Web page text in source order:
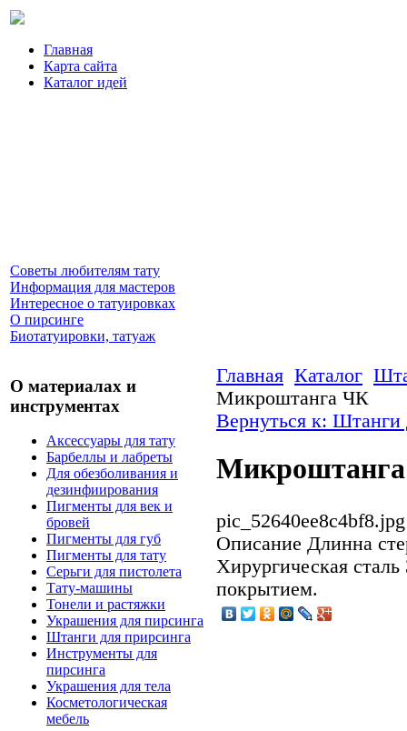
Главная
Карта сайта
Каталог идей
Советы любителям тату
Информация для мастеров
Интересное о татуировках
О пирсинге
Биотатуировки, татуаж
О материалах и
инструментах
Аксессуары для тату
Барбеллы и лабреты
Для обезболивания и
дезинфиирования
Пигменты для век и
бровей
Пигменты для губ
Пигменты для тату
Серьги для пистолета
Тату-машины
Тонели и растяжки
Украшения для пирсинга
Штанги для прирсинга
Инструменты для
пирсинга
Украшения для тела
Косметологическая
мебель
Главная Каталог
Микроштанга ЧК
Вернуться к: Штанги
pic_52640ee8c4bf8.jpg
Описание Длинна
Хирургическая
покрытием.